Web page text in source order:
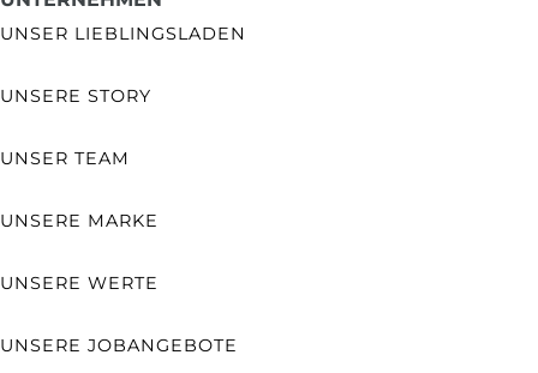
UNSER LIEBLINGSLADEN
UNSERE STORY
UNSER TEAM
UNSERE MARKE
UNSERE WERTE
UNSERE JOBANGEBOTE